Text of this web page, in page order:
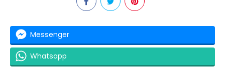
Messenger
Whatsapp